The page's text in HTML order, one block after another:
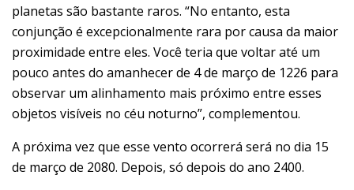
planetas são bastante raros. “No entanto, esta
conjunção é excepcionalmente rara por causa da maior
proximidade entre eles. Você teria que voltar até um
pouco antes do amanhecer de 4 de março de 1226 para
observar um alinhamento mais próximo entre esses
objetos visíveis no céu noturno”, complementou.
A próxima vez que esse vento ocorrerá será no dia 15
de março de 2080. Depois, só depois do ano 2400.